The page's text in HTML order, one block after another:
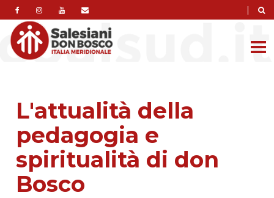
|
L'attualità della
pedagogia e
spiritualità di don
Bosco